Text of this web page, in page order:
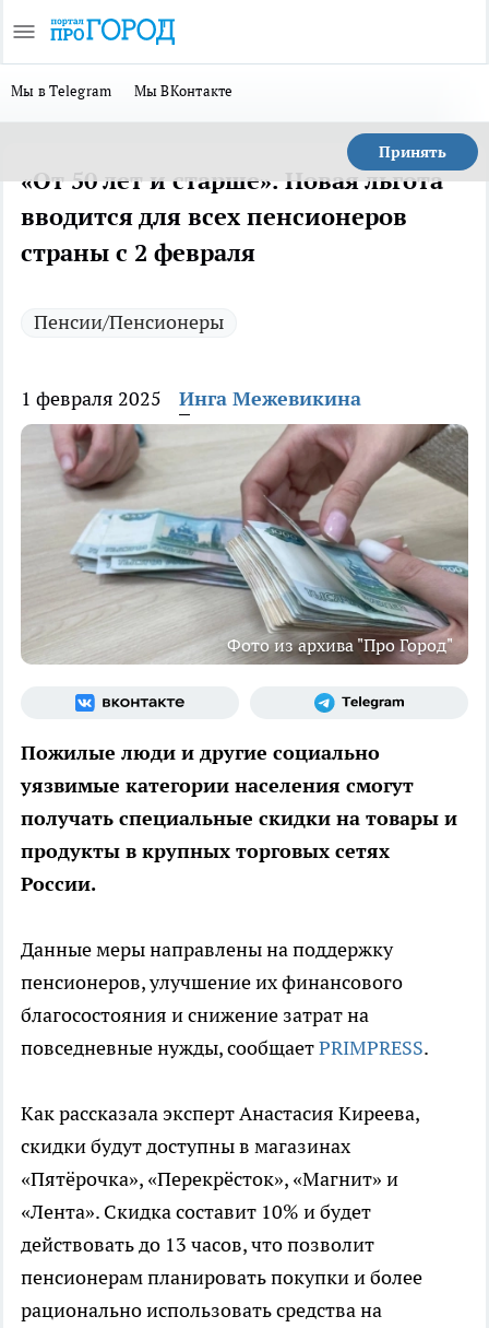
Мы в Telegram Мы ВКонтакте
Принять
«От 50 лет и старше». Новая льгота
вводится для всех пенсионеров
страны с 2 февраля
Пенсии/Пенсионеры
1 февраля 2025 Инга Межевикина
Фото из архива "Про Город"
Пожилые люди и другие социально
уязвимые категории населения смогут
получать специальные скидки на товары и
продукты в крупных торговых сетях
России.
Данные меры направлены на поддержку
пенсионеров, улучшение их финансового
благосостояния и снижение затрат на
повседневные нужды, сообщаетPRIMPRESS.
Как рассказала эксперт Анастасия Киреева,
скидки будут доступны в магазинах
«Пятёрочка», «Перекрёсток», «Магнит» и
«Лента». Скидка составит 10% и будет
действовать до 13 часов, что позволит
пенсионерам планировать покупки и более
рационально использовать средства на